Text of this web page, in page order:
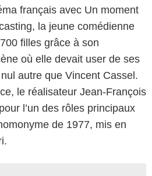
français avec Un moment
la jeune comédienne
filles grâce à son
où elle devait user de ses
autre que Vincent Cassel.
le réalisateur Jean-François
l’un des rôles principaux
de 1977, mis en